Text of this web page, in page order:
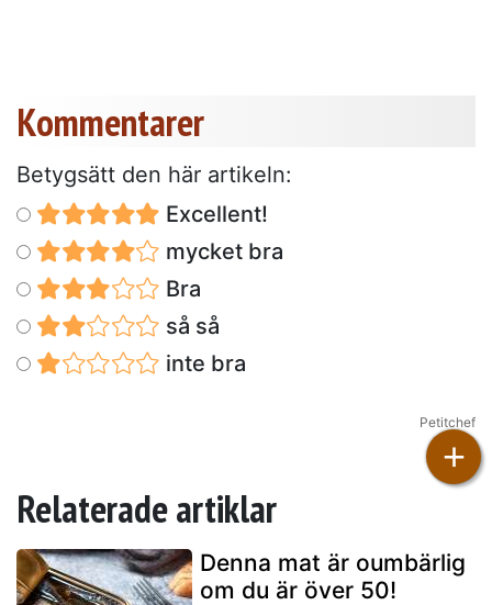
Kommentarer
Betygsätt den här artikeln:
Excellent!
mycket bra
Bra
så så
inte bra
Petitchef
Relaterade artiklar
Denna mat är oumbärlig
om du är över 50!
+